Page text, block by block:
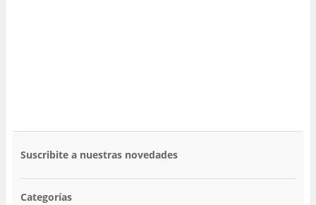
Suscribite a nuestras novedades
Categorías